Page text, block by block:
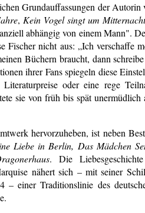
Grundauffassungen der
, Kein Vogel singt um Mitternacht
abhängig von einem Mann".
Fischer nicht aus: „Ich verschaffe
Büchern braucht, dann
ihrer Fans spiegeln diese
oder eine rege
sie von früh bis spät
hervorzuheben, ist neben
Liebe in Berlin, Das Mädchen
. Die
nähert sich – mit seiner
– einer Traditionslinie des